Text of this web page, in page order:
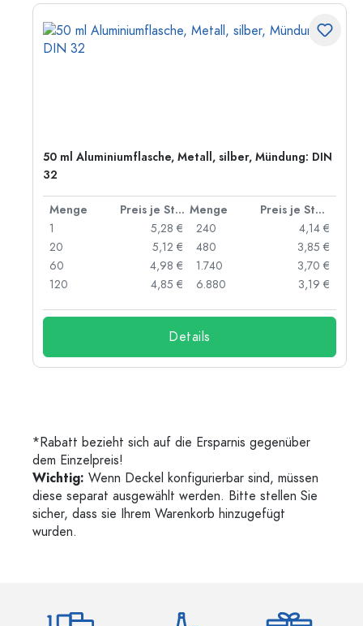
50 ml Aluminiumflasche, Metall, silber, Mündung: DIN
32
Menge Preis je Stück Menge
Preis je Stück
1
5,28 €
20
5,12 €
60
4,98 €
120
4,85 €
240
4,14 €
480
3,85 €
1.740
3,70 €
6.880
3,19 €
Details
*Rabatt bezieht sich auf die Ersparnis gegenüber
dem Einzelpreis!
Wichtig: Wenn Deckel konfigurierbar sind, müssen
diese separat ausgewählt werden. Bitte stellen Sie
sicher, dass sie Ihrem Warenkorb hinzugefügt
wurden.